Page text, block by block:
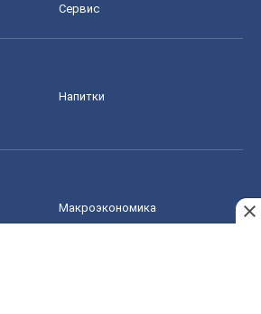
Сервис
Напитки
Mакроэкономика